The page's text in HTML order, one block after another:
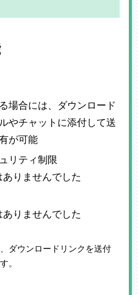
場合には、ダウンロード
やチャットに添付して送
が可能
リティ制限
りませんでした
りませんでした
ダウンロードリンクを送付
。